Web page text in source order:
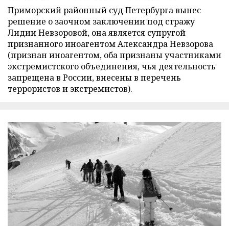
Приморский районный суд Петербурга вынес
решение о заочном заключении под стражу
Лидии Невзоровой, она является супругой
признанного иноагентом Александра Невзорова
(признан иноагентом, оба признаны участниками
экстремистского объединения, чья деятельность
запрещена в России, внесены в перечень
террористов и экстремистов).